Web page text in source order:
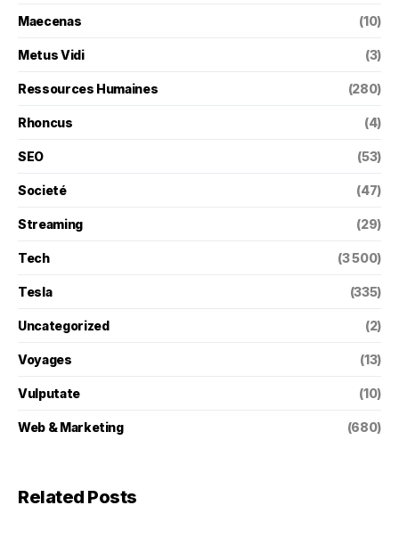
Maecenas (10)
Metus Vidi (3)
Ressources Humaines (280)
Rhoncus (4)
SEO (53)
Societé (47)
Streaming (29)
Tech (3 500)
Tesla (335)
Uncategorized (2)
Voyages (13)
Vulputate (10)
Web & Marketing (680)
Related Posts